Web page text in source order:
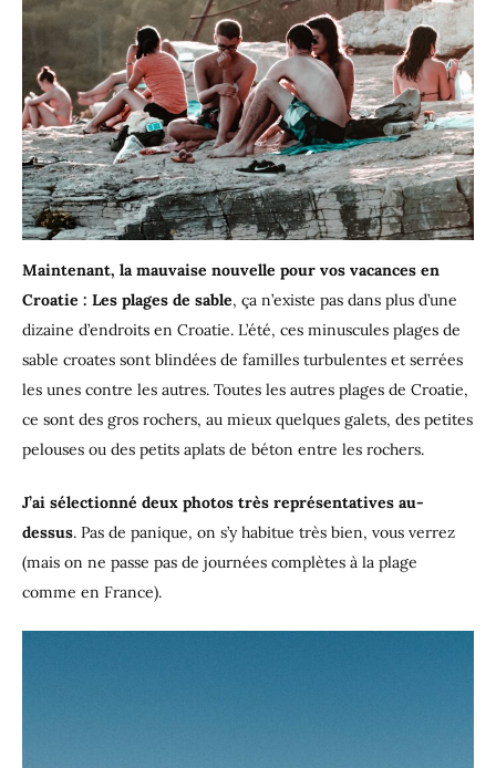
Maintenant, la mauvaise nouvelle pour vos vacances en
Croatie : Les plages de sable, ça n’existe pas dans plus d’une
dizaine d’endroits en Croatie. L’été, ces minuscules plages de
sable croates sont blindées de familles turbulentes et serrées
les unes contre les autres. Toutes les autres plages de Croatie,
ce sont des gros rochers, au mieux quelques galets, des petites
pelouses ou des petits aplats de béton entre les rochers.
J’ai sélectionné deux photos très représentatives au-
dessus. Pas de panique, on s’y habitue très bien, vous verrez
(mais on ne passe pas de journées complètes à la plage
comme en France).